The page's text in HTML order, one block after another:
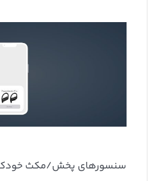
سنسورهای پخش/مکث